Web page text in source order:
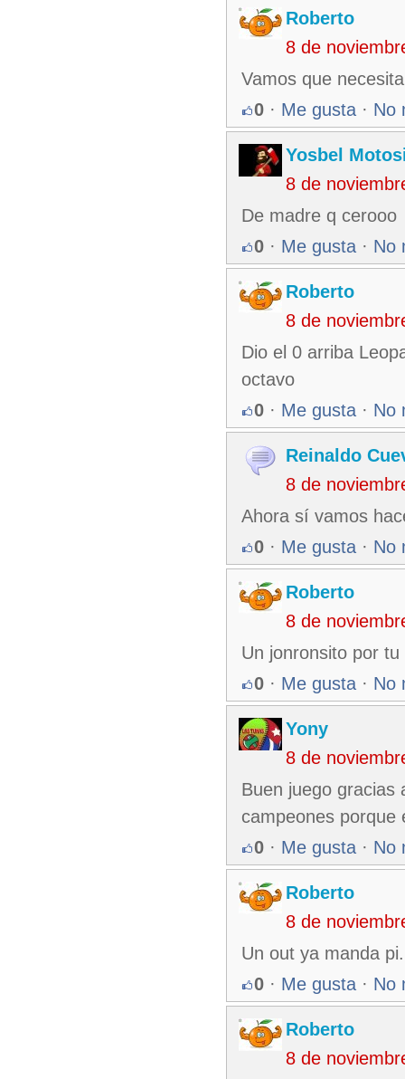
Roberto
8 de
Vamos que
0 · Me gusta · No
Yosbel
8 de
De madre q cerooo
0 · Me gusta · No
Roberto
8 de
Dio el 0 arriba
octavo
0 · Me gusta · No
Reinaldo
8 de
Ahora sí vamos
0 · Me gusta · No
Roberto
8 de
Un jonronsito por tu
0 · Me gusta · No
Yony
8 de
Buen juego gracias
campeones porque
0 · Me gusta · No
Roberto
8 de
Un out ya manda
0 · Me gusta · No
Roberto
8 de